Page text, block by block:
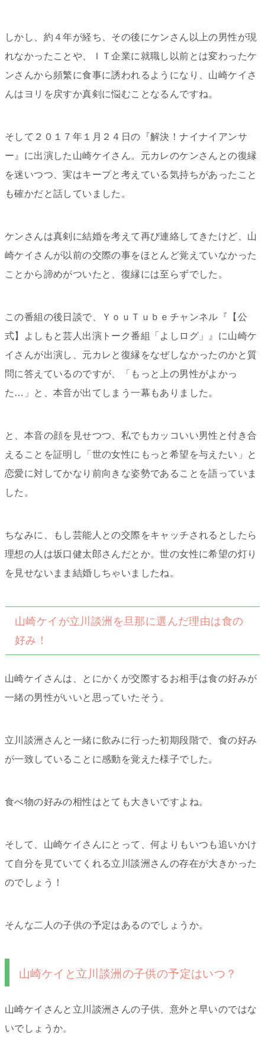
しかし、約４年が経ち、その後にケンさん以上の男性が現
れなかったことや、ＩＴ企業に就職し以前とは変わったケ
ンさんから頻繁に食事に誘われるようになり、山崎ケイさ
んはヨリを戻すか真剣に悩むことなるんですね。
そして２０１７年１月２４日の『解決！ナイナイアンサ
ー』に出演した山崎ケイさん。元カレのケンさんとの復縁
を迷いつつ、実はキープと考えている気持ちがあったこと
も確かだと話していました。
ケンさんは真剣に結婚を考えて再び連絡してきたけど、山
崎ケイさんが以前の交際の事をほとんど覚えていなかった
ことから諦めがついたと、復縁には至らずでした。
この番組の後日談で、ＹｏｕＴｕｂｅチャンネル『【公
式】よしもと芸人出演トーク番組「よしログ」』に山崎ケ
イさんが出演し、元カレと復縁をなぜしなかったのかと質
問に答えているのですが、「もっと上の男性がよかっ
た…」と、本音が出てしまう一幕もありました。
と、本音の顔を見せつつ、私でもカッコいい男性と付き合
えることを証明し「世の女性にもっと希望を与えたい」と
恋愛に対してかなり前向きな姿勢であることを語っていま
した。
ちなみに、もし芸能人との交際をキャッチされるとしたら
理想の人は坂口健太郎さんだとか。世の女性に希望の灯り
を見せないまま結婚しちゃいましたね。
山崎ケイが立川談洲を旦那に選んだ理由は食の
好み！
山崎ケイさんは、とにかくが交際するお相手は食の好みが
一緒の男性がいいと思っていたそう。
立川談洲さんと一緒に飲みに行った初期段階で、食の好み
が一致していることに感動を覚えた様子でした。
食べ物の好みの相性はとても大きいですよね。
そして、山崎ケイさんにとって、何よりもいつも追いかけ
て自分を見ていてくれる立川談洲さんの存在が大きかった
のでしょう！
そんな二人の子供の予定はあるのでしょうか。
山崎ケイと立川談洲の子供の予定はいつ？
山崎ケイさんと立川談洲さんの子供、意外と早いのではな
いでしょうか。